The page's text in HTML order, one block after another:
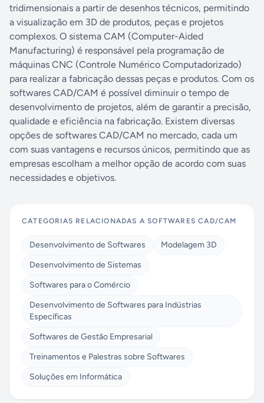
tridimensionais a partir de desenhos técnicos, permitindo
a visualização em 3D de produtos, peças e projetos
complexos. O sistema CAM (Computer-Aided
Manufacturing) é responsável pela programação de
máquinas CNC (Controle Numérico Computadorizado)
para realizar a fabricação dessas peças e produtos. Com os
softwares CAD/CAM é possível diminuir o tempo de
desenvolvimento de projetos, além de garantir a precisão,
qualidade e eficiência na fabricação. Existem diversas
opções de softwares CAD/CAM no mercado, cada um
com suas vantagens e recursos únicos, permitindo que as
empresas escolham a melhor opção de acordo com suas
necessidades e objetivos.
CATEGORIAS RELACIONADAS ASOFTWARES CAD/CAM
Desenvolvimento de Softwares
Modelagem 3D
Desenvolvimento de Sistemas
Softwares para o Comércio
Desenvolvimento de Softwares para Indústrias
Específicas
Softwares de Gestão Empresarial
Treinamentos e Palestras sobre Softwares
Soluções em Informática